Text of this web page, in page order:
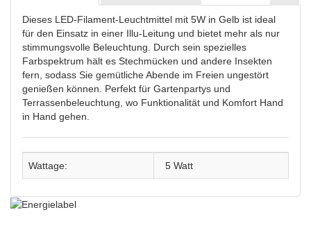
Dieses LED-Filament-Leuchtmittel mit 5W in Gelb ist ideal
für den Einsatz in einer Illu-Leitung und bietet mehr als nur
stimmungsvolle Beleuchtung. Durch sein spezielles
Farbspektrum hält es Stechmücken und andere Insekten
fern, sodass Sie gemütliche Abende im Freien ungestört
genießen können. Perfekt für Gartenpartys und
Terrassenbeleuchtung, wo Funktionalität und Komfort Hand
in Hand gehen.
Wattage: 5 Watt